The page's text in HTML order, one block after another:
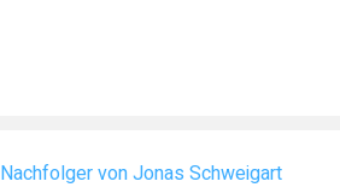
Nachfolger von Jonas Schweigart